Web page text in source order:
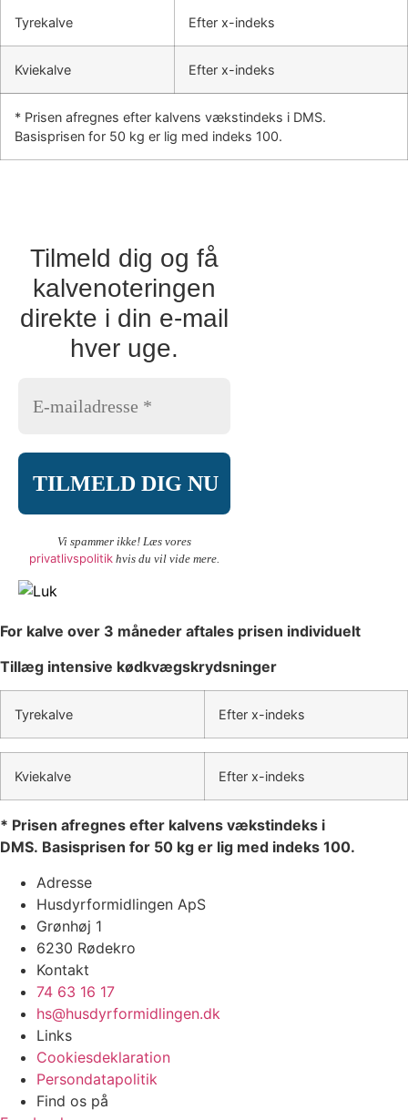
Tyrekalve Efter x-indeks
Kviekalve Efter x-indeks
* Prisen afregnes efter kalvens vækstindeks i DMS.
Basisprisen for 50 kg er lig med indeks 100.
Tilmeld dig og få
kalvenoteringen
direkte i din e-mail
hver uge.
Vi spammer ikke! Læs vores
privatlivspolitikhvis du vil vide mere.
For kalve over 3 måneder aftales prisen individuelt
Tillæg intensive kødkvægskrydsninger
Tyrekalve Efter x-indeks
Kviekalve Efter x-indeks
* Prisen afregnes efter kalvens vækstindeks i
DMS. Basisprisen for 50 kg er lig med indeks 100.
Adresse
Husdyrformidlingen ApS
Grønhøj 1
6230 Rødekro
Kontakt
74 63 16 17
hs@husdyrformidlingen.dk
Links
Cookiesdeklaration
Persondatapolitik
Find os på